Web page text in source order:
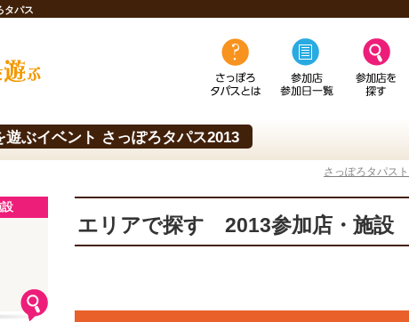
タパス
ぶイベント さっぽろタパス2013
さっぽろタパス
エリアで探す 2013参加店・施設